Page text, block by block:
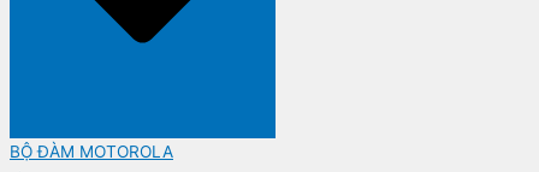
BỘ ĐÀM MOTOROLA